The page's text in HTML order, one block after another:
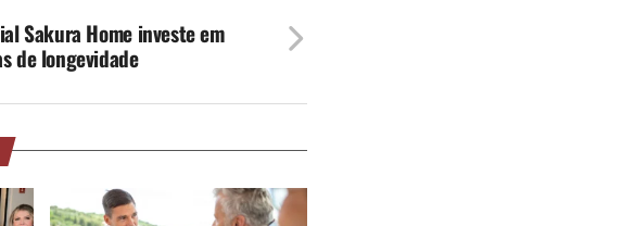
Sakura Home investe em
de longevidade